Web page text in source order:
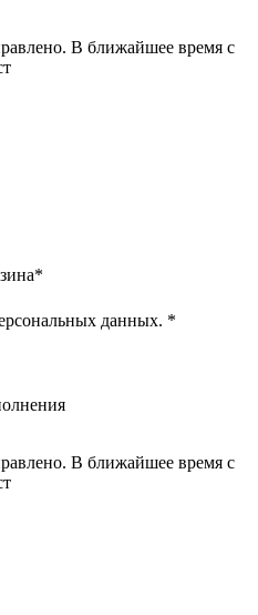
В ближайшее время с
*
данных. *
В ближайшее время с